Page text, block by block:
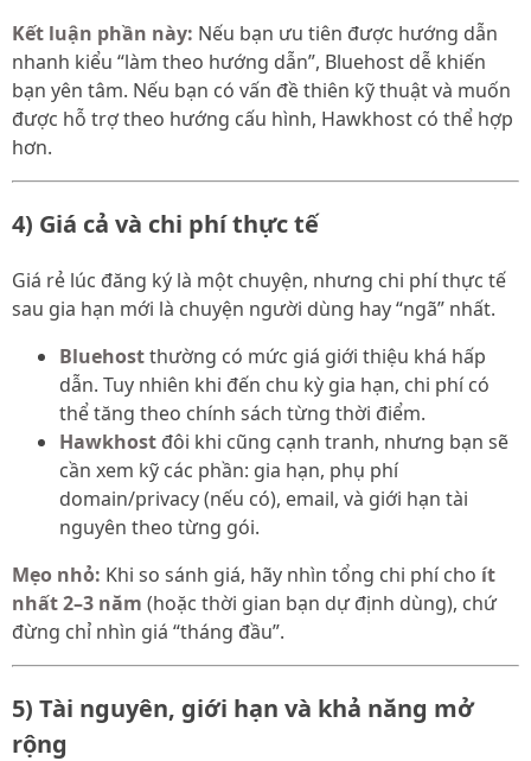
Kết luận phần này: Nếu bạn ưu tiên được hướng dẫn
nhanh kiểu “làm theo hướng dẫn”, Bluehost dễ khiến
bạn yên tâm. Nếu bạn có vấn đề thiên kỹ thuật và muốn
được hỗ trợ theo hướng cấu hình, Hawkhost có thể hợp
hơn.
4) Giá cả và chi phí thực tế
Giá rẻ lúc đăng ký là một chuyện, nhưng chi phí thực tế
sau gia hạn mới là chuyện người dùng hay “ngã” nhất.
Bluehostthường có mức giá giới thiệu khá hấp
dẫn. Tuy nhiên khi đến chu kỳ gia hạn, chi phí có
thể tăng theo chính sách từng thời điểm.
Hawkhost đôi khi cũng cạnh tranh, nhưng bạn sẽ
cần xem kỹ các phần: gia hạn, phụ phí
domain/privacy (nếu có), email, và giới hạn tài
nguyên theo từng gói.
Mẹo nhỏ: Khi so sánh giá, hãy nhìn tổng chi phí cho ít
nhất 2–3 năm (hoặc thời gian bạn dự định dùng), chứ
đừng chỉ nhìn giá “tháng đầu”.
5) Tài nguyên, giới hạn và khả năng mở
rộng